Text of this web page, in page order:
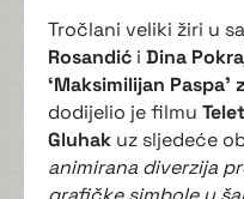
Tročlani veliki žiri u
Rosandić i Dina
‘Maksimilijan
dodijelio je filmu
Gluhak uz sljedeće
animirana diverzija